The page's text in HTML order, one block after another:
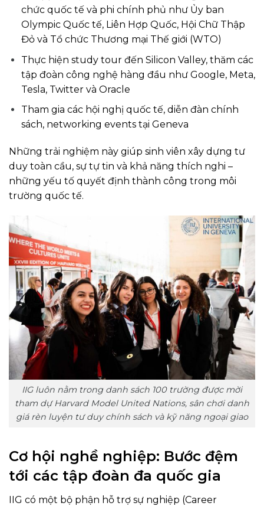
chức quốc tế và phi chính phủ như Ủy ban
Olympic Quốc tế, Liên Hợp Quốc, Hội Chữ Thập
Đỏ và Tổ chức Thương mại Thế giới (WTO)
Thực hiện study tour đến Silicon Valley, thăm các
tập đoàn công nghệ hàng đầu như Google, Meta,
Tesla, Twitter và Oracle
Tham gia các hội nghị quốc tế, diễn đàn chính
sách, networking events tại Geneva
Những trải nghiệm này giúp sinh viên xây dựng tư
duy toàn cầu, sự tự tin và khả năng thích nghi –
những yếu tố quyết định thành công trong môi
trường quốc tế.
IIG luôn nằm trong danh sách 100 trường được mời
tham dự Harvard Model United Nations, sân chơi danh
giá rèn luyện tư duy chính sách và kỹ năng ngoại giao
Cơ hội nghề nghiệp: Bước đệm
tới các tập đoàn đa quốc gia
IIG có một bộ phận hỗ trợ sự nghiệp (Career